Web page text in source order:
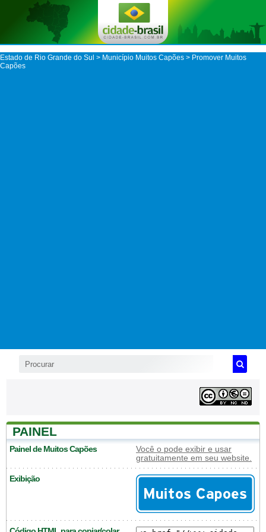
Estado de Rio Grande do Sul > Município Muitos Capões > Promover Muitos
Capões
PAINEL
Painel de Muitos Capões
Você o pode exibir e usar
gratuitamente em seu website.
Exibição